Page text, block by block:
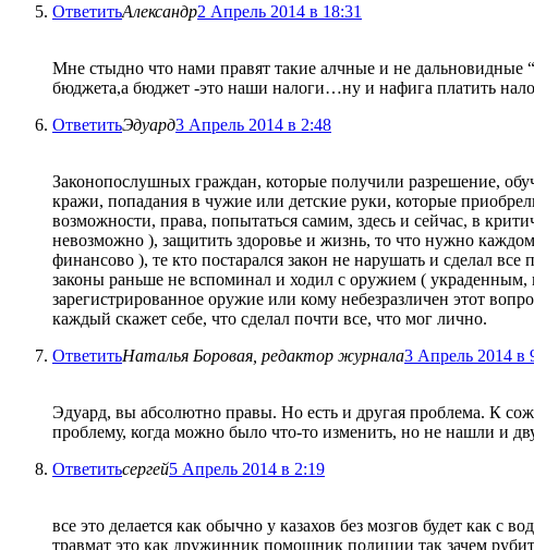
ОтветитьАлександр2 Апрель 2014 в 18:31
Мне стыдно что нами правят такие алчные и не дальновидные
бюджета,а бюджет -это наши налоги…ну и нафига платить
ОтветитьЭдуард3 Апрель 2014 в 2:48
Законопослушных граждан, которые получили разрешение,
кражи, попадания в чужие или детские руки, которые
возможности, права, попытаться самим, здесь и сейчас, в
невозможно ), защитить здоровье и жизнь, то что нужно
финансово ), те кто постарался закон не нарушать и сделал
законы раньше не вспоминал и ходил с оружием (
зарегистрированное оружие или кому небезразличен этот
каждый скажет себе, что сделал почти все, что мог лично.
ОтветитьНаталья Боровая, редактор журнала3 Апрель 2014 в
Эдуард, вы абсолютно правы. Но есть и другая проблема. К
проблему, когда можно было что-то изменить, но не нашли и
Ответитьсергей5 Апрель 2014 в 2:19
все это делается как обычно у казахов без мозгов будет как
травмат это как дружинник помошник полиции так зачем